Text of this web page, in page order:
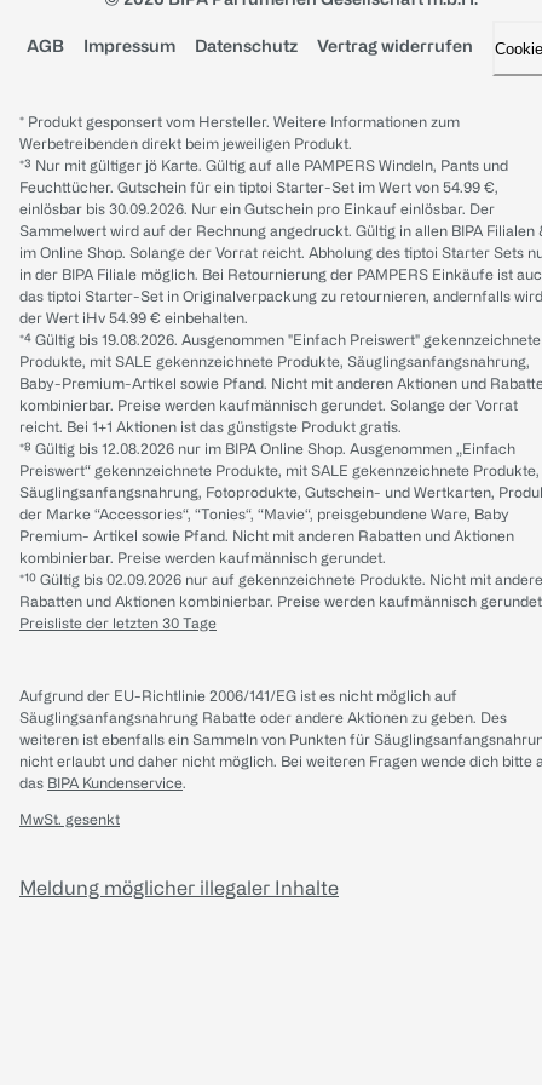
AGB Impressum Datenschutz Vertrag widerrufen
* Produkt gesponsert vom Hersteller. Weitere Informationen zum
Werbetreibenden direkt beim jeweiligen Produkt.
*³ Nur mit gültiger jö Karte. Gültig auf alle PAMPERS Windeln, Pants und
Feuchttücher. Gutschein für ein tiptoi Starter-Set im Wert von 54.99 €,
einlösbar bis 30.09.2026. Nur ein Gutschein pro Einkauf einlösbar. Der
Sammelwert wird auf der Rechnung angedruckt. Gültig in allen BIPA Filialen
im Online Shop. Solange der Vorrat reicht. Abholung des tiptoi Starter Sets
in der BIPA Filiale möglich. Bei Retournierung der PAMPERS Einkäufe ist
das tiptoi Starter-Set in Originalverpackung zu retournieren, andernfalls wird
der Wert iHv 54.99 € einbehalten.
*⁴ Gültig bis 19.08.2026. Ausgenommen "Einfach Preiswert" gekennzeichnete
Produkte, mit SALE gekennzeichnete Produkte, Säuglingsanfangsnahrung,
Baby-Premium-Artikel sowie Pfand. Nicht mit anderen Aktionen und
kombinierbar. Preise werden kaufmännisch gerundet. Solange der Vorrat
reicht. Bei 1+1 Aktionen ist das günstigste Produkt gratis.
*⁸ Gültig bis 12.08.2026 nur im BIPA Online Shop. Ausgenommen „Einfach
Preiswert“ gekennzeichnete Produkte, mit SALE gekennzeichnete Produkte,
Säuglingsanfangsnahrung, Fotoprodukte, Gutschein- und Wertkarten,
der Marke “Accessories“, “Tonies“, “Mavie“, preisgebundene Ware, Baby
Premium- Artikel sowie Pfand. Nicht mit anderen Rabatten und Aktionen
kombinierbar. Preise werden kaufmännisch gerundet.
*¹⁰ Gültig bis 02.09.2026 nur auf gekennzeichnete Produkte. Nicht mit
Rabatten und Aktionen kombinierbar. Preise werden kaufmännisch
Preisliste der letzten 30 Tage
Aufgrund der EU-Richtlinie 2006/141/EG ist es nicht möglich auf
Säuglingsanfangsnahrung Rabatte oder andere Aktionen zu geben. Des
weiteren ist ebenfalls ein Sammeln von Punkten für
nicht erlaubt und daher nicht möglich. Bei weiteren Fragen wende dich bitte
das BIPA Kundenservice.
MwSt. gesenkt
Meldung möglicher illegaler Inhalte